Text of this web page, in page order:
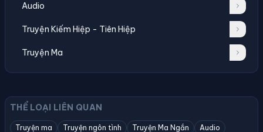
Audio
Truyện Kiếm Hiệp - Tiên Hiệp
Truyện Ma
THỂ LOẠI LIÊN QUAN
Truyện ma Truyện ngôn tình Truyện Ma Ngắn
Audio